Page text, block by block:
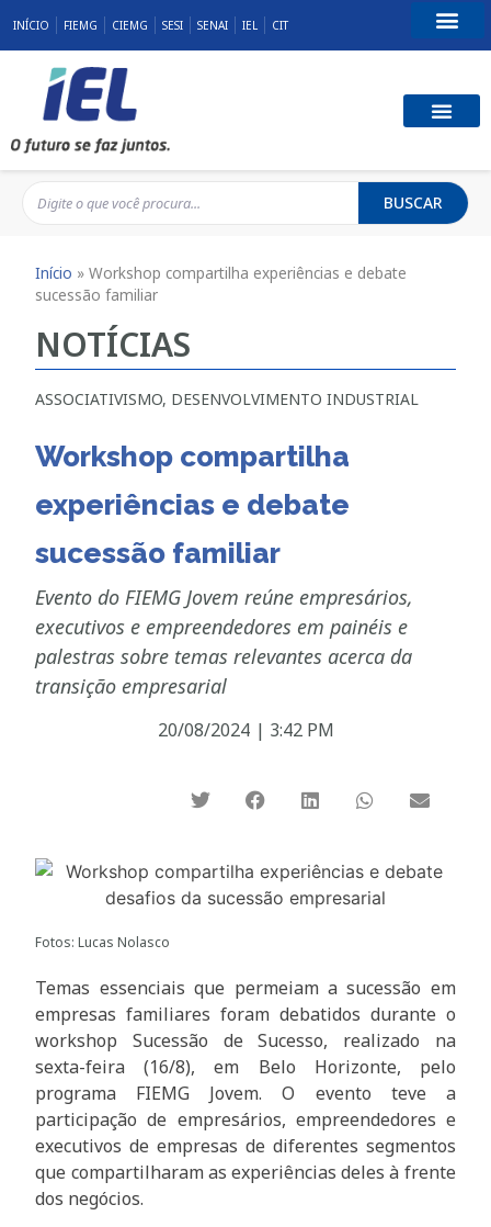
INÍCIO FIEMG CIEMG SESI SENAI IEL CIT
BUSCAR
Início »Workshop compartilha experiências e debate
sucessão familiar
NOTÍCIAS
ASSOCIATIVISMO, DESENVOLVIMENTO INDUSTRIAL
Workshop compartilha
experiências e debate
sucessão familiar
Evento do FIEMG Jovem reúne empresários,
executivos e empreendedores em painéis e
palestras sobre temas relevantes acerca da
transição empresarial
20/08/2024 | 3:42 PM
Fotos: Lucas Nolasco
Temas essenciais que permeiam a sucessão em
empresas familiares foram debatidos durante o
workshop Sucessão de Sucesso, realizado na
sexta-feira (16/8), em Belo Horizonte, pelo
programa FIEMG Jovem. O evento teve a
participação de empresários, empreendedores e
executivos de empresas de diferentes segmentos
que compartilharam as experiências deles à frente
dos negócios.